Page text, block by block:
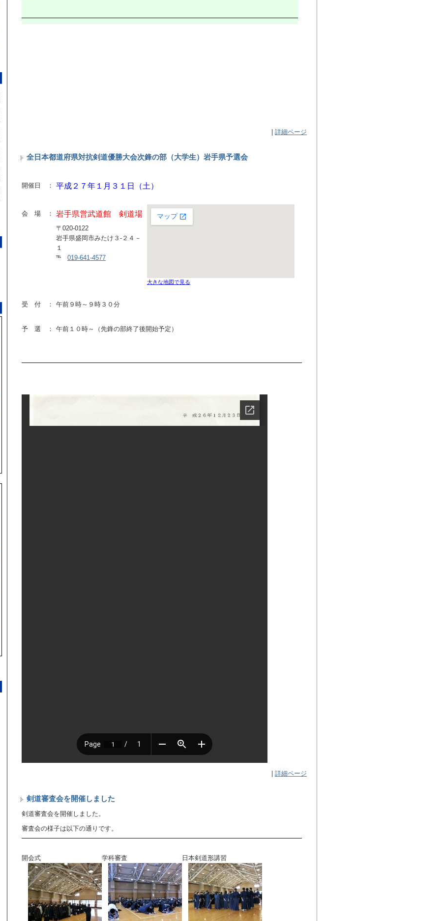
| 詳細ページ
全日本都道府県対抗剣道優勝大会次鋒の部（大学生）岩手県予選会
開催日 ： 平成２７年１月３１日（土）
会 場 ： 岩手県営武道館 剣道場
大きな地図で見る
〒020-0122
岩手県盛岡市みたけ３-２４－
１
℡ 019-641-4577
受 付 ： 午前９時～９時３０分
予 選 ： 午前１０時～（先鋒の部終了後開始予定）
詳細ページ
剣道審査会を開催しました
剣道審査会を開催しました。
審査会の様子は以下の通りです。
開会式 学科審査 日本剣道形講習